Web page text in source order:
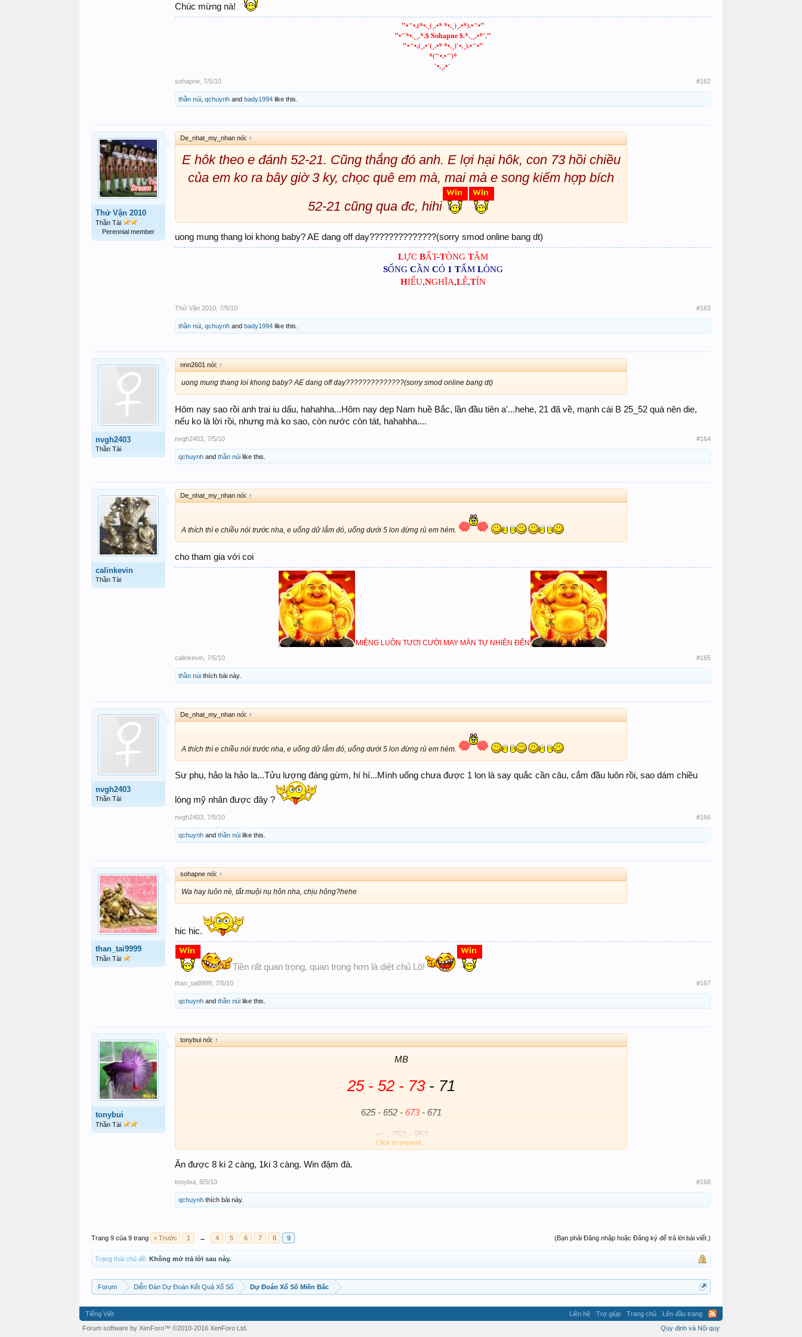
Chúc các sư huynh đệPhóng Trúng!
Chúc mừng nà!
"•´`•.(*•.¸(¸.•* *•.¸)¸.•*).•´`•"
"•´¨*•.¸¸.*.$ Sohapne $.*.¸¸.•*¨."
"•´`•.(¸.•´(¸.•* *•.¸)`•.¸).•´`•"
*(¨`•.•´¨)*
`•.¸.•´
sohapne 7/5/10 #162
thần núi qchuynh and bady1994 like this.
Thử Vận 2010
Thần Tài
Perennial member
De_nhat_my_nhan nói: ↑
E hôk theo e đánh 52-21. Cũng thắng đó anh. E lợi hại hôk, con 73 hồi chiều
của em ko ra bây giờ 3 ky, chọc quê em mà, mai mà e song kiếm hợp bích
52-21 cũng qua đc, hihi
uong mung thang loi khong baby? AE dang off day??????????????(sorry smod online bang dt)
LỰC BẤT-TÒNG TÂM
SỐNG CẦN CÓ 1 TẤM LÒNG
HIẾU,NGHĨA,LỄ,TÍN
Thử Vận 2010 7/5/10 #163
thần núi qchuynh and bady1994 like this.
nvgh2403
Thần Tài
nnn2601 nói: ↑
uong mung thang loi khong baby? AE dang off day??????????????(sorry smod online bang dt)
Hôm nay sao rồi anh trai iu dấu, hahahha...Hôm nay dẹp Nam huề Bắc, lần đầu tiên a'...hehe, 21 đã về, mạnh cái B 25_52 quá nên die,
nếu ko là lời rồi, nhưng mà ko sao, còn nước còn tát, hahahha....
nvgh2403 7/5/10 #164
qchuynh and thần núi like this.
calinkevin
Thần Tài
De_nhat_my_nhan nói: ↑
A thích thì e chiều nói trước nha, e uống dữ lắm đó, uống dưới 5 lon đừng rủ em hém.
cho tham gia với coi
MIỆNG LUÔN TƯƠI CƯỜI MAY MẮN TỰ NHIÊN ĐẾN
calinkevin 7/5/10 #165
thần núi thích bài này.
nvgh2403
Thần Tài
De_nhat_my_nhan nói: ↑
A thích thì e chiều nói trước nha, e uống dữ lắm đó, uống dưới 5 lon đừng rủ em hém.
Sư phụ, hảo la hảo la...Tửu lượng đáng gừm, hí hí...Mình uống chưa được 1 lon là say quắc cần câu, cắm đầu luôn rồi, sao dám chiều
lòng mỹ nhân được đây ?
nvgh2403 7/5/10 #166
qchuynh and thần núi like this.
than_tai9999
Thần Tài
sohapne nói: ↑
Wa hay luôn nè, tất muội nụ hôn nha, chịu hông?hehe
hic hic.
Tiền rất quan trọng, quan trọng hơn là diệt chủ Lô!
than_tai9999 7/5/10 #167
qchuynh and thần núi like this.
tonybui
Thần Tài
tonybui nói: ↑
MB
25 - 52 - 73- 71
625 - 652 - 673- 671
xc : 752 - 952
Click to expand...
Ăn được 8 ki 2 càng, 1ki 3 càng. Win đậm đà.
tonybui 8/5/10 #168
qchuynh thích bài này.
(Bạn phải Đăng nhập hoặc Đăng ký để trả lời bài viết.)
Trang 9 của 9 trang < Trước 1 ← 4 5 6 7 8 9
Trạng thái chủ đề: Không mở trả lời sau này.
Forum Diễn Đàn Dự Đoán Kết Quả Xổ Số Dự Đoán Xổ Số Miền Bắc
Tiếng Việt Liên hệ Trợ giúp Trang chủ
Lên đầu trang
Quy định và Nội quy
Forum software by XenForo™ ©2010-2016 XenForo Ltd.